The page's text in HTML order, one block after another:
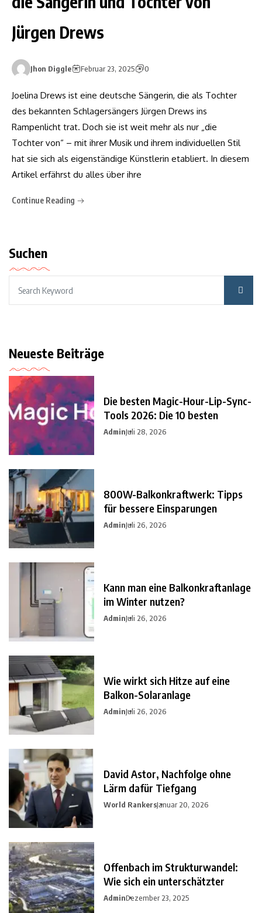
Jürgen Drews
Jhon Diggle Februar 23, 2025 0
Joelina Drews ist eine deutsche Sängerin, die als Tochter
des bekannten Schlagersängers Jürgen Drews ins
Rampenlicht trat. Doch sie ist weit mehr als nur „die
Tochter von“ – mit ihrer Musik und ihrem individuellen Stil
hat sie sich als eigenständige Künstlerin etabliert. In diesem
Artikel erfährst du alles über ihre
Continue Reading
Suchen
Neueste Beiträge
Die besten Magic-Hour-Lip-Sync-
Tools 2026: Die 10 besten
AdminJuli 28, 2026
800W-Balkonkraftwerk: Tipps
für bessere Einsparungen
AdminJuli 26, 2026
Kann man eine Balkonkraftanlage
im Winter nutzen?
AdminJuli 26, 2026
Wie wirkt sich Hitze auf eine
Balkon-Solaranlage
AdminJuli 26, 2026
David Astor, Nachfolge ohne
Lärm dafür Tiefgang
World RankersJanuar 20, 2026
Offenbach im Strukturwandel:
Wie sich ein unterschätzter
AdminDezember 23, 2025